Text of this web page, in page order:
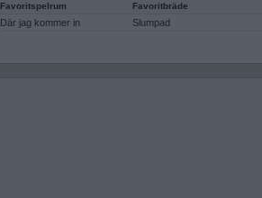
Favoritspelrum Favoritbräde
Där jag kommer in Slumpad